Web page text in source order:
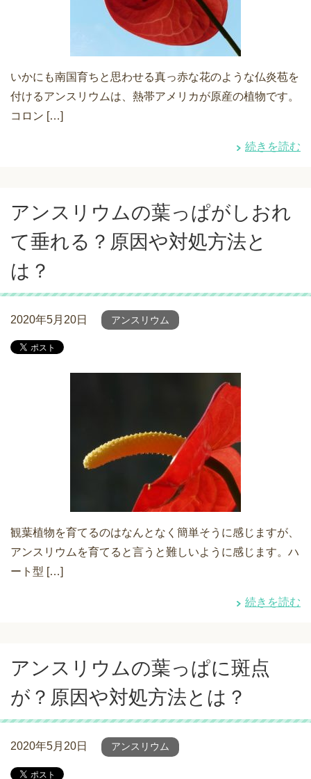
いかにも南国育ちと思わせる真っ赤な花のような仏炎苞を
付けるアンスリウムは、熱帯アメリカが原産の植物です。
コロン […]
続きを読む
アンスリウムの葉っぱがしおれ
て垂れる？原因や対処方法と
は？
2020年5月20日 アンスリウム
観葉植物を育てるのはなんとなく簡単そうに感じますが、
アンスリウムを育てると言うと難しいように感じます。ハ
ート型 […]
続きを読む
アンスリウムの葉っぱに斑点
が？原因や対処方法とは？
2020年5月20日 アンスリウム